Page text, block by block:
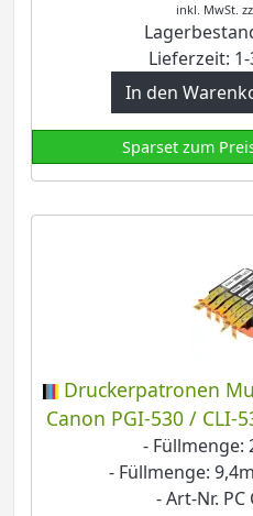
inkl. MwSt.
Lieferzeit:
In den
Sparset zum
Druckerpatronen
Canon PGI-530 / CLI-
- Füllmenge:
- Füllmenge:
- Art-Nr. PC